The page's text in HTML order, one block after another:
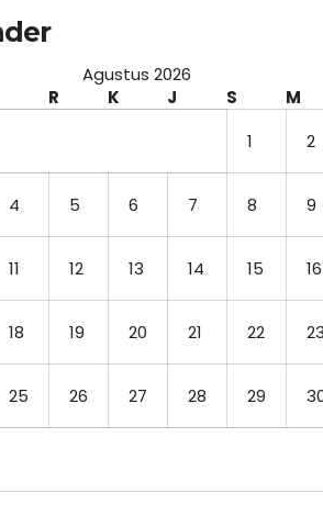
Agustus 2026
R K J S
M
1
2
4 5 6 7 8 9
11 12 13 14 15 16
18 19 20 21 22
25 26 27 28 29